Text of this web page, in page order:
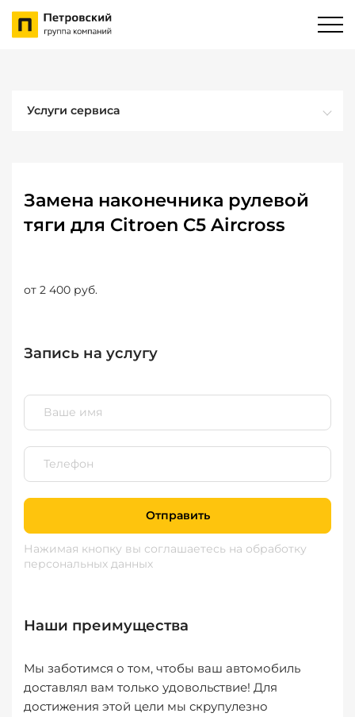
Услуги сервиса
Замена наконечника рулевой
тяги для Citroen C5 Aircross
от 2 400 руб.
Запись на услугу
Отправить
Нажимая кнопку вы соглашаетесь на обработку
персональных данных
Наши преимущества
Мы заботимся о том, чтобы ваш автомобиль
доставлял вам только удовольствие! Для
достижения этой цели мы скрупулезно